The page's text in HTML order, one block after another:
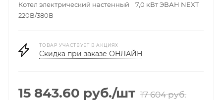
Котел электрический настенный 7,0 кВт ЭВАН NEXT
220В/380В
ТОВАР УЧАСТВУЕТ В АКЦИЯХ
Скидка при заказе ОНЛАЙН
15 843.60 руб./шт 17 604руб.